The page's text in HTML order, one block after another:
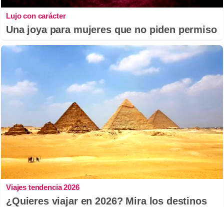
Lujo con carácter
Una joya para mujeres que no piden permiso
Viajes tendencia 2026
¿Quieres viajar en 2026? Mira los destinos